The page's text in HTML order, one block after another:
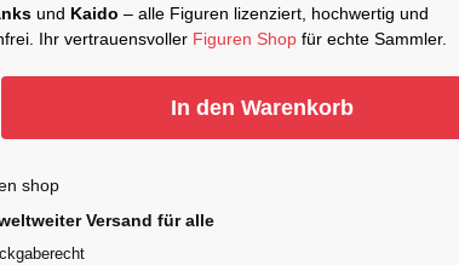
und Kaido – alle Figuren lizenziert, hochwertig und
Ihr vertrauensvoller Figuren Shopfür echte Sammler.
In den Warenkorb
Versand für alle